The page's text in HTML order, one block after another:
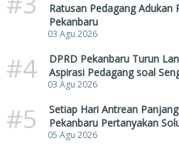
Ratusan Pedagang Adukan
Pekanbaru
03 Agu 2026
#4
DPRD Pekanbaru Turun
Aspirasi Pedagang soal
03 Agu 2026
#5
Setiap Hari Antrean
Pekanbaru Pertanyakan
05 Agu 2026